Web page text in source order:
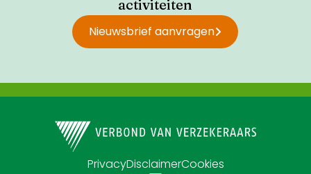
activiteiten
Nieuwsbrief aanvragen
PrivacyDisclaimerCookies